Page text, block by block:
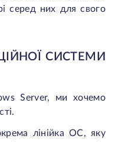
серед них для свого
СИСТЕМИ
Server, ми хочемо
лінійка ОС, яку